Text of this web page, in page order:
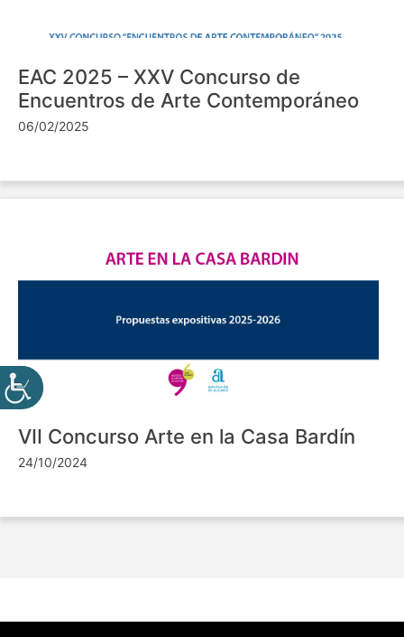
EAC 2025 – XXV Concurso de
Encuentros de Arte Contemporáneo
06/02/2025
VII Concurso Arte en la Casa Bardín
24/10/2024